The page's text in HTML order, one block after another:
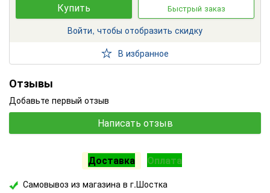
Купить Быстрый заказ
Войти, чтобы отобразить скидку
В избранное
Отзывы
Добавьте первый отзыв
Написать отзыв
Доставка Оплата
Самовывоз из магазина в г.Шостка